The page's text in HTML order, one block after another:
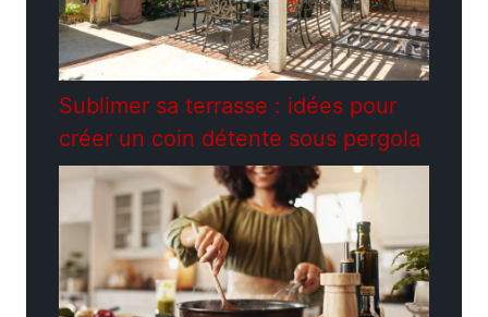
Sublimer sa terrasse : idées pour
créer un coin détente sous pergola